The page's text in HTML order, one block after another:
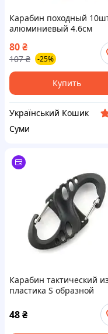
Карабин походный
алюминиевый 4.6см
80₴
107 ₴ -25%
Купить
Український Кошик
Суми
Карабин тактический
пластика S образной
48₴